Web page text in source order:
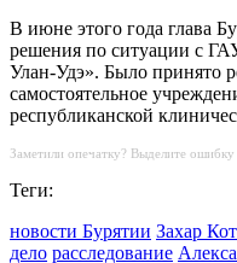
В июне этого года глава
решения по ситуации с
Улан-Удэ». Было принято
самостоятельное
республиканской
Заметили опечатку? Выделите
Теги:
новости Бурятии Захар
дело расследование